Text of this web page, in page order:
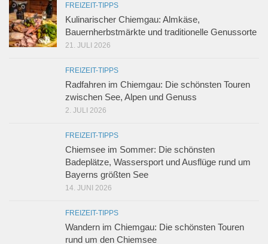
FREIZEIT-TIPPS
Kulinarischer Chiemgau: Almkäse,
Bauernherbstmärkte und traditionelle Genussorte
21. JULI 2026
FREIZEIT-TIPPS
Radfahren im Chiemgau: Die schönsten Touren
zwischen See, Alpen und Genuss
2. JULI 2026
FREIZEIT-TIPPS
Chiemsee im Sommer: Die schönsten
Badeplätze, Wassersport und Ausflüge rund um
Bayerns größten See
14. JUNI 2026
FREIZEIT-TIPPS
Wandern im Chiemgau: Die schönsten Touren
rund um den Chiemsee